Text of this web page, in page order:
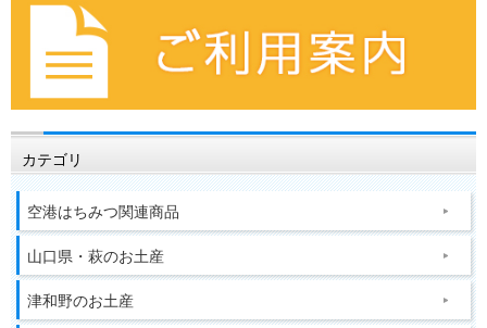
カテゴリ
空港はちみつ関連商品
山口県・萩のお土産
津和野のお土産